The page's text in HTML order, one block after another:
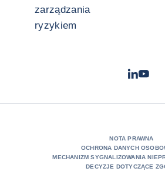
zarządzania
ryzykiem
LinkedIn
NOTA PRAWNA
OCHRONA DANYCH
MECHANIZM SYGNALIZOWANIA
DECYZJE DOTYCZĄCE